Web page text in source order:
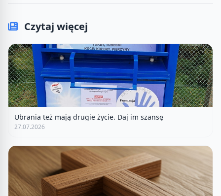
Czytaj więcej
Ubrania też mają drugie życie. Daj im szansę
27.07.2026